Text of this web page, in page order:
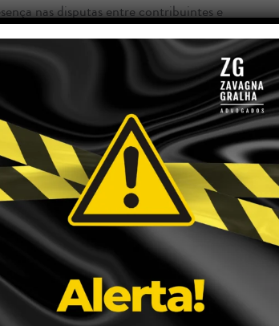
nas disputas entre contribuintes e
e, mais especificamente, no
fiscais;
para instâncias superiores nos órgãos
exigência de tributos cobrados pela
perante autoridades administrativas e
e a preservação do caixa dos Clientes,
vencedoras nos tribunais superiores e de
e consultores jurídicos em matéria